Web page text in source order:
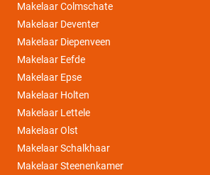
Makelaar Colmschate
Makelaar Deventer
Makelaar Diepenveen
Makelaar Eefde
Makelaar Epse
Makelaar Holten
Makelaar Lettele
Makelaar Olst
Makelaar Schalkhaar
Makelaar Steenenkamer